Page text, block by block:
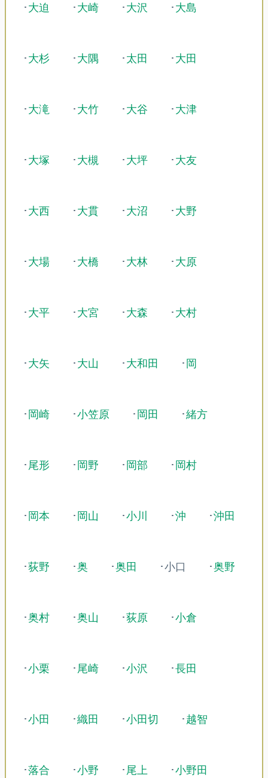
･大迫 ･大崎 ･大沢 ･大島
･大杉 ･大隅 ･太田 ･大田
･大滝 ･大竹 ･大谷 ･大津
･大塚 ･大槻 ･大坪 ･大友
･大西 ･大貫 ･大沼 ･大野
･大場 ･大橋 ･大林 ･大原
･大平 ･大宮 ･大森 ･大村
･大矢 ･大山 ･大和田 ･岡
･岡崎 ･小笠原 ･岡田 ･緒方
･ 尾形 ･岡野 ･岡部 ･岡村
･岡本 ･岡山 ･小川 ･沖 ･沖田
･荻野 ･奥 ･奥田 ･小口 ･奥野
･奥村 ･奥山 ･荻原 ･小倉
･小栗 ･ 尾崎 ･小沢 ･長田
･小田 ･織田 ･小田切 ･越智
･落合 ･小野 ･ 尾上 ･小野田